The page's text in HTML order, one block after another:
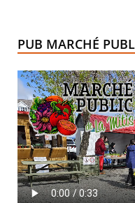
PUB MARCHÉ